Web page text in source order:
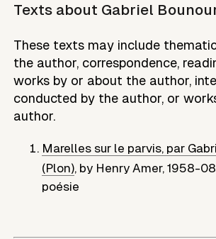
Texts about Gabriel
These texts may include
the author, correspondence,
works by or about the author,
conducted by the author, or
author.
Marelles sur le parvis, par
(Plon), by Henry Amer, 1958-
poésie